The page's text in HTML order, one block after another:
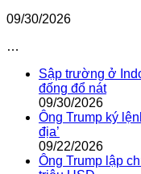
09/30/2026
…
Sập trường ở
đống đổ nát
09/30/2026
Ông Trump ký
địa’
09/22/2026
Ông Trump lập